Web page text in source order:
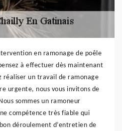
en ramonage de poêle
à effectuer dès maintenant
réaliser un travail de ramonage
urgente, nous vous invitons de
sommes un ramoneur
compétence très fiable qui
déroulement d’entretien de